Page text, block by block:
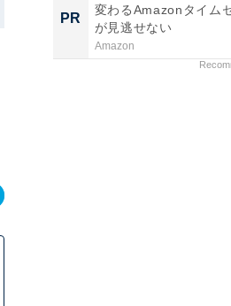
PR
変わるAmazonタイム
が見逃せない
Amazon